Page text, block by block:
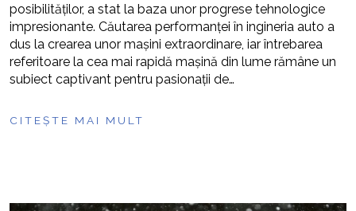
posibilităților, a stat la baza unor progrese tehnologice
impresionante. Căutarea performanței în ingineria auto a
dus la crearea unor mașini extraordinare, iar întrebarea
referitoare la cea mai rapidă mașină din lume rămâne un
subiect captivant pentru pasionații de…
CITEȘTE MAI MULT